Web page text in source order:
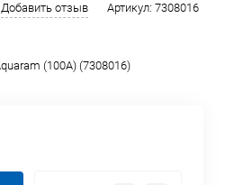
Добавить отзыв Артикул: 7308016
(100А) (7308016)